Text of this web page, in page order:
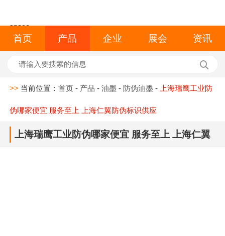
space
首页 产品 企业 展会 资讯
>> 当前位置：首页 - 产品 -油墨 - 防伪油墨 - 上海瑞鹰工业防
伪哪家便宜 服务至上 上海仁翼防伪标识供应
上海瑞鹰工业防伪哪家便宜 服务至上 上海仁翼